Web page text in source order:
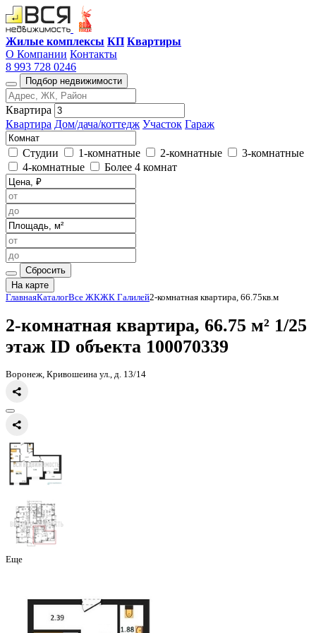
Жилые комплексы КП Квартиры
О Компании Контакты
8 993 728 0246
Подбор недвижимости
Квартира
Квартира Дом/дача/коттедж Участок Гараж
Студии 1-комнатные 2-комнатные
3-комнатные
4-комнатные
Более 4 комнат
Сбросить
На карте
Главная КаталогВсе ЖКЖК Галилей
2-комнатная квартира, 66.75
этаж
Воронеж, Кривошеина ул., д. 13/14